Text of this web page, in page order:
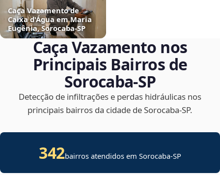
Caça Vazamento de
Caixa d'Água em Maria
Eugênia, Sorocaba‑SP
Caça Vazamento nos
Principais Bairros de
Sorocaba‑SP
Detecção de infiltrações e perdas hidráulicas nos
principais bairros da cidade de Sorocaba‑SP.
342bairros atendidos em Sorocaba-SP